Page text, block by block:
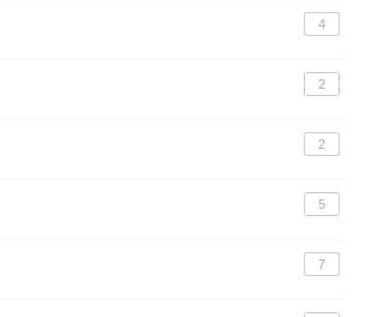
4
2
2
5
7